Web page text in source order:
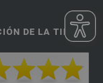
DE LA TIENDA